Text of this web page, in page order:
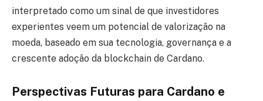
interpretado como um sinal de que investidores
experientes veem um potencial de valorização na
moeda, baseado em sua tecnologia, governança e a
crescente adoção da blockchain de Cardano.
Perspectivas Futuras para Cardano e